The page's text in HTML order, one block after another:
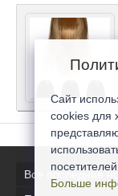
Все последние
Сайт
cookies для
Больше